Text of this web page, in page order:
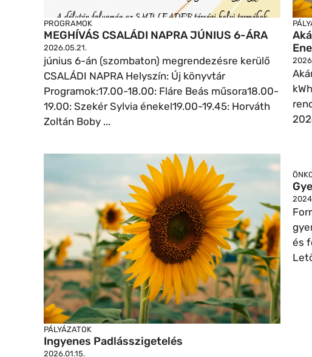
PROGRAMOK
MEGHÍVÁS CSALÁDI NAPRA JÚNIUS 6-ÁRA
2026.05.21.
június 6-án (szombaton) megrendezésre kerülő
CSALÁDI NAPRA Helyszín: Új könyvtár
Programok:17.00-18.00: Fláre Beás műsora18.00-
19.00: Szekér Sylvia énekel19.00-19.45: Horváth
Zoltán Boby ...
PÁLYÁZATOK
Ingyenes Padlásszigetelés
2026.01.15.
és